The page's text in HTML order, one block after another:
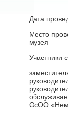
Дата
Место
музея
Участники
ОсОО